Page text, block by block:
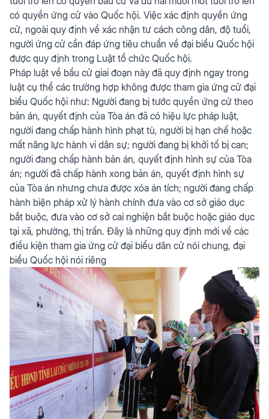
có quyền ứng cử vào Quốc hội. Việc xác định quyền ứng
cử, ngoài quy định về xác nhận tư cách công dân, độ tuổi,
người ứng cử cần đáp ứng tiêu chuẩn về đại biểu Quốc hội
được quy định trong Luật tổ chức Quốc hội.
Pháp luật về bầu cử giai đoạn này đã quy định ngay trong
luật cụ thể các trường hợp không được tham gia ứng cử đại
biểu Quốc hội như: Người đang bị tước quyền ứng cử theo
bản án, quyết định của Tòa án đã có hiệu lực pháp luật,
người đang chấp hành hình phạt tù, người bị hạn chế hoặc
mất năng lực hành vi dân sự; người đang bị khởi tố bị can;
người đang chấp hành bản án, quyết định hình sự của Tòa
án; người đã chấp hành xong bản án, quyết định hình sự
của Tòa án nhưng chưa được xóa án tích; người đang chấp
hành biện pháp xử lý hành chính đưa vào cơ sở giáo dục
bắt buộc, đưa vào cơ sở cai nghiện bắt buộc hoặc giáo dục
tại xã, phường, thị trấn. Đây là những quy định mới về các
điều kiện tham gia ứng cử đại biểu dân cử nói chung, đại
biểu Quốc hội nói riêng